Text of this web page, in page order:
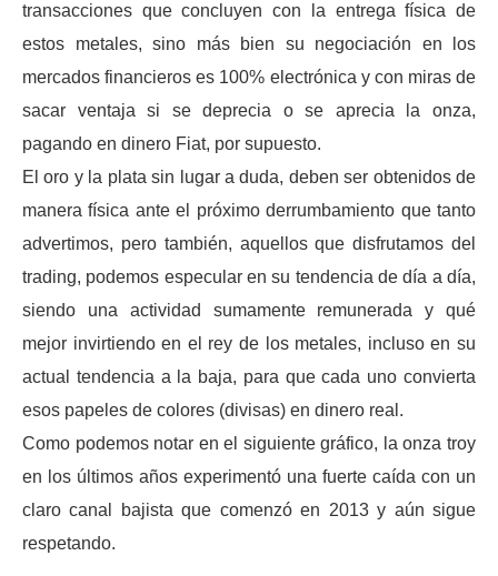
transacciones que concluyen con la entrega física de
estos metales, sino más bien su negociación en los
mercados financieros es 100% electrónica y con miras de
sacar ventaja si se deprecia o se aprecia la onza,
pagando en dinero Fiat, por supuesto.
El oro y la plata sin lugar a duda, deben ser obtenidos de
manera física ante el próximo derrumbamiento que tanto
advertimos, pero también, aquellos que disfrutamos del
trading, podemos especular en su tendencia de día a día,
siendo una actividad sumamente remunerada y qué
mejor invirtiendo en el rey de los metales, incluso en su
actual tendencia a la baja, para que cada uno convierta
esos papeles de colores (divisas) en dinero real.
Como podemos notar en el siguiente gráfico, la onza troy
en los últimos años experimentó una fuerte caída con un
claro canal bajista que comenzó en 2013 y aún sigue
respetando.